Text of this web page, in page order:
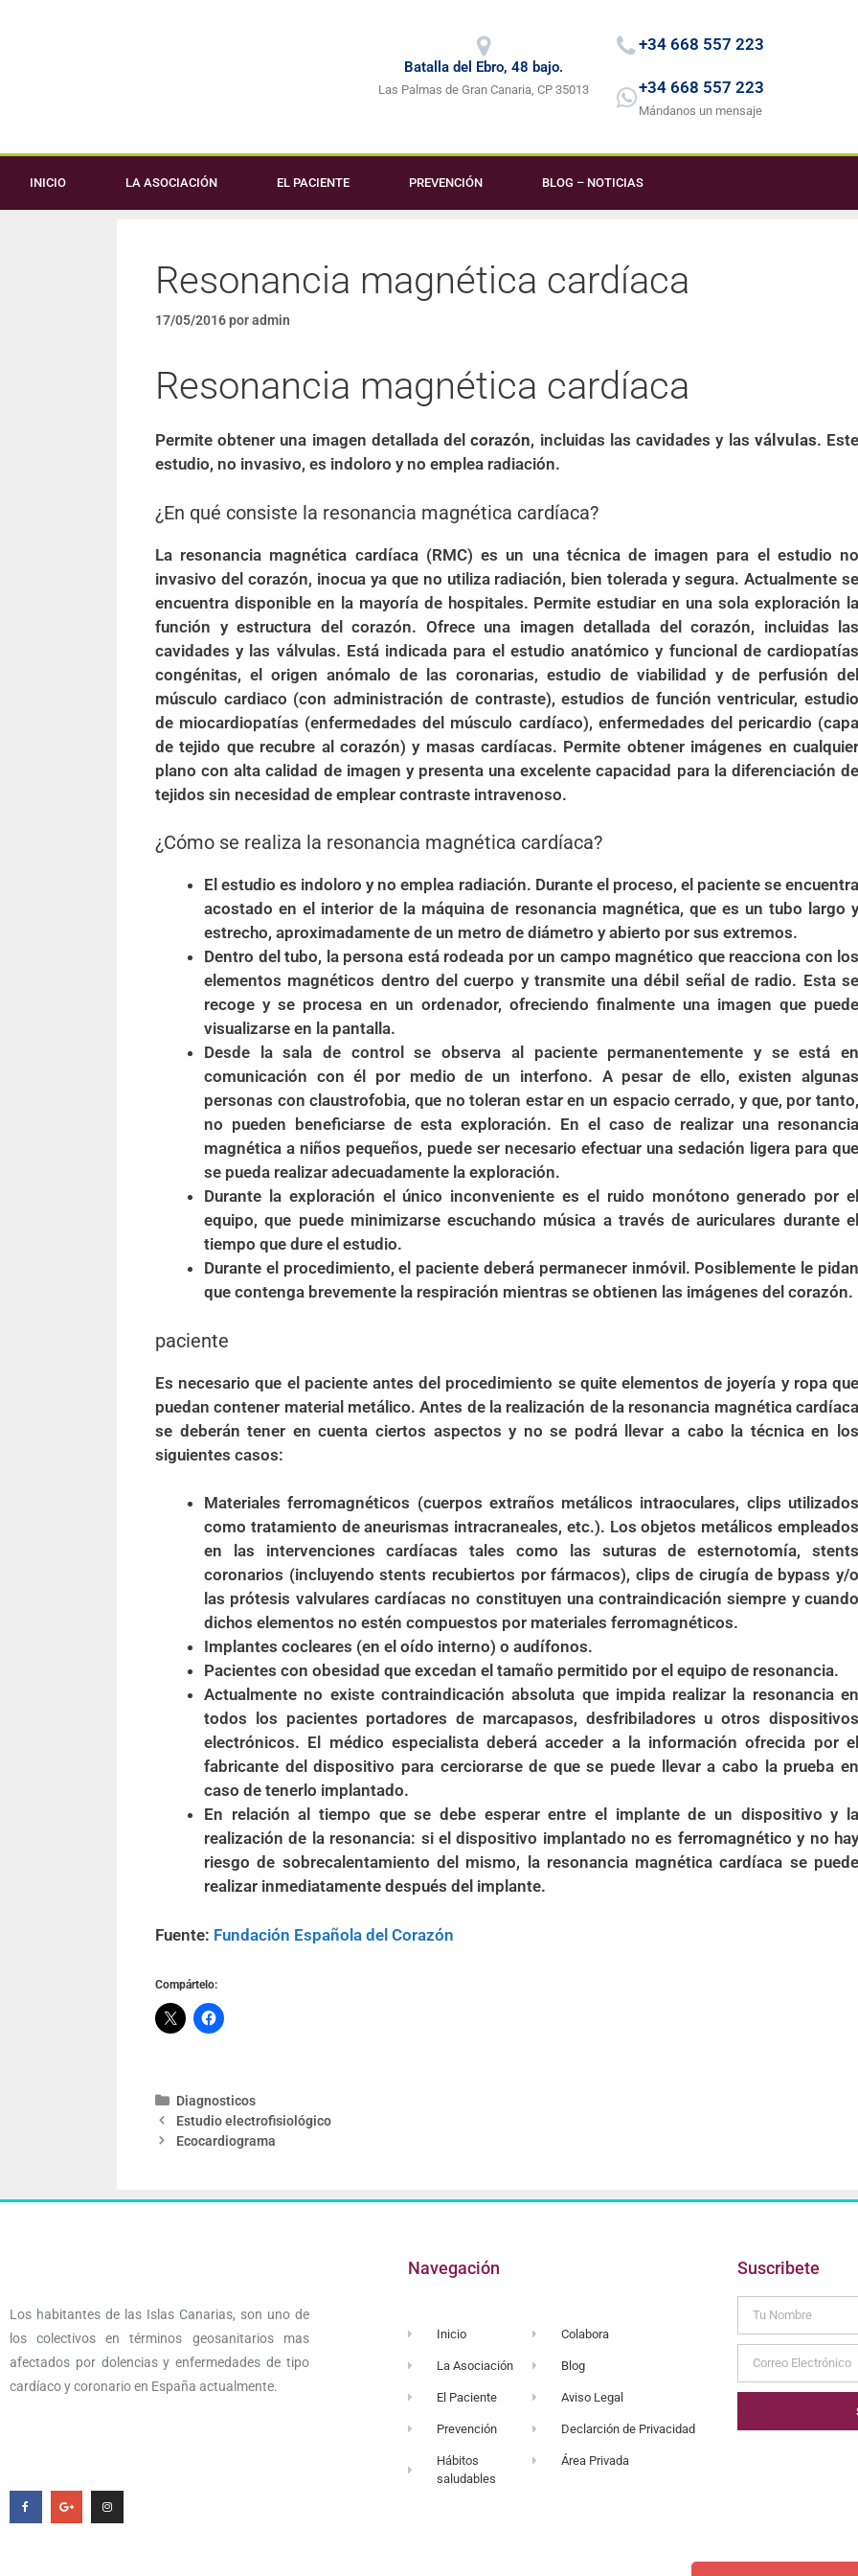
Batalla del Ebro, 48 bajo.
Las Palmas de Gran Canaria, CP 35013
+34 668 557 223
+34 668 557 223
Mándanos un mensaje
INICIO LA ASOCIACIÓN EL PACIENTE PREVENCIÓN BLOG – NOTICIAS
Resonancia magnética cardíaca
17/05/2016poradmin
Resonancia magnética cardíaca
Permite obtener una imagen detallada delcorazón, incluidas las cavidades y las válvulas. Este
estudio, no invasivo, es indoloro y no emplea radiación.
¿En qué consiste la resonancia magnética cardíaca?
La resonancia magnética cardíaca (RMC) es un una técnica de imagen para el estudio no
invasivo del corazón, inocua ya que no utiliza radiación, bien tolerada y segura. Actualmente se
encuentra disponible en la mayoría de hospitales. Permite estudiar en una sola exploración la
función y estructura del corazón. Ofrece una imagen detallada del corazón, incluidas las
cavidades y las válvulas. Está indicada para el estudio anatómico y funcional de cardiopatías
congénitas, el origen anómalo de las coronarias, estudio de viabilidad y de perfusión del
músculo cardiaco (con administración de contraste), estudios de función ventricular, estudio
de miocardiopatías (enfermedades del músculo cardíaco), enfermedades del pericardio (capa
de tejido que recubre al corazón) y masas cardíacas. Permite obtener imágenes en cualquier
plano con alta calidad de imagen y presenta una excelente capacidad para la diferenciación de
tejidos sin necesidad de emplear contraste intravenoso.
¿Cómo se realiza la resonancia magnética cardíaca?
El estudio es indoloro y no emplea radiación. Durante el proceso, el paciente se encuentra
acostado en el interior de la máquina de resonancia magnética, que es un tubo largo y
estrecho, aproximadamente de un metro de diámetro y abierto por sus extremos.
Dentro del tubo, la persona está rodeada por un campo magnético que reacciona con los
elementos magnéticos dentro del cuerpo y transmite una débil señal de radio. Esta se
recoge y se procesa en un ordenador, ofreciendo finalmente una imagen que puede
visualizarse en la pantalla.
Desde la sala de control se observa al paciente permanentemente y se está en
comunicación con él por medio de un interfono. A pesar de ello, existen algunas
personas con claustrofobia, que no toleran estar en un espacio cerrado, y que, por tanto,
no pueden beneficiarse de esta exploración. En el caso de realizar una resonancia
magnética a niños pequeños, puede ser necesario efectuar una sedación ligera para que
se pueda realizar adecuadamente la exploración.
Durante la exploración el único inconveniente es el ruido monótono generado por el
equipo, que puede minimizarse escuchando música a través de auriculares durante el
tiempo que dure el estudio.
Durante el procedimiento, el paciente deberá permanecer inmóvil. Posiblemente le pidan
que contenga brevemente la respiración mientras se obtienen las imágenes del corazón.
paciente
Es necesario que el paciente antes del procedimiento se quite elementos de joyería y ropa que
puedan contener material metálico. Antes de la realización de la resonancia magnética cardíaca
se deberán tener en cuenta ciertos aspectos y no se podrá llevar a cabo la técnica en los
siguientes casos:
Materiales ferromagnéticos (cuerpos extraños metálicos intraoculares, clips utilizados
como tratamiento de aneurismas intracraneales, etc.). Los objetos metálicos empleados
en las intervenciones cardíacas tales como las suturas de esternotomía, stents
coronarios (incluyendo stents recubiertos por fármacos), clips de cirugía de bypass y/o
las prótesis valvulares cardíacas no constituyen una contraindicación siempre y cuando
dichos elementos no estén compuestos por materiales ferromagnéticos.
Implantes cocleares (en el oído interno) o audífonos.
Pacientes con obesidad que excedan el tamaño permitido por el equipo de resonancia.
Actualmente no existe contraindicación absoluta que impida realizar la resonancia en
todos los pacientes portadores de marcapasos, desfribiladores u otros dispositivos
electrónicos. El médico especialista deberá acceder a la información ofrecida por el
fabricante del dispositivo para cerciorarse de que se puede llevar a cabo la prueba en
caso de tenerlo implantado.
En relación al tiempo que se debe esperar entre el implante de un dispositivo y la
realización de la resonancia: si el dispositivo implantado no es ferromagnético y no hay
riesgo de sobrecalentamiento del mismo, la resonancia magnética cardíaca se puede
realizar inmediatamente después del implante.
Fuente: Fundación Española del Corazón
Compártelo:
Diagnosticos
Estudio electrofisiológico
Ecocardiograma
Los habitantes de las Islas Canarias, son uno de
los colectivos en términos geosanitarios mas
afectados por dolencias y enfermedades de tipo
cardíaco y coronario en España actualmente.
Navegación
Inicio
La Asociación
El Paciente
Prevención
Hábitos
saludables
Colabora
Blog
Aviso Legal
Declarción de Privacidad
Área Privada
Suscribete